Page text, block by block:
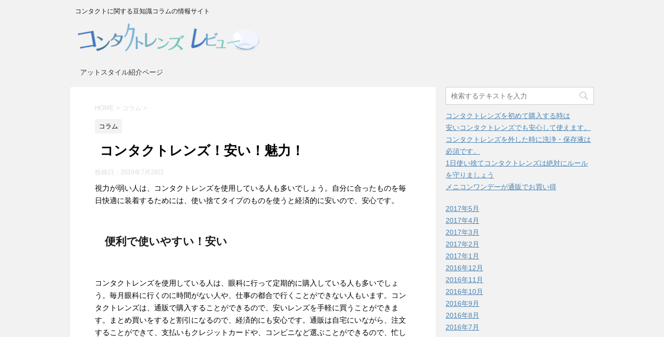
コンタクトに関する豆知識コラムの情報サイト
アットスタイル紹介ページ
HOME > コラム >
コラム
コンタクトレンズ！安い！魅力！
投稿日： 2016年7月28日
視力が弱い人は、コンタクトレンズを使用している人も多いでしょう。自分に合ったものを毎
日快適に装着するためには、使い捨てタイプのものを使うと経済的に安いので、安心です。
便利で使いやすい！安い
コンタクトレンズを使用している人は、眼科に行って定期的に購入している人も多いでしょ
う。毎月眼科に行くのに時間がない人や、仕事の都合で行くことができない人もいます。コン
タクトレンズは、通販で購入することができるので、安いレンズを手軽に買うことができま
す。まとめ買いをすると割引になるので、経済的にも安心です。通販は自宅にいながら、注文
することができて、支払いもクレジットカードや、コンビニなど選ぶことができるので、忙し
コンタクトレンズを初めて購入する時は
安いコンタクトレンズでも安心して使えます。
コンタクトレンズを外した時に洗浄・保存液は
必須です。
1日使い捨てコンタクトレンズは絶対にルール
を守りましょう
メニコンワンデーが通販でお買い得
2017年5月
2017年4月
2017年3月
2017年2月
2017年1月
2016年12月
2016年11月
2016年10月
2016年9月
2016年8月
2016年7月